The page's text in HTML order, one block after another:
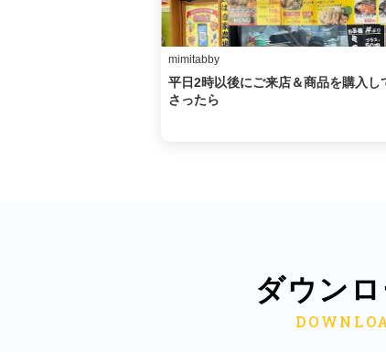
mimitabby
平日2時以後にご来店＆商品を購入し
さったら
ダウン